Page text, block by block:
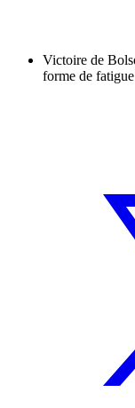
Victoire de
forme de